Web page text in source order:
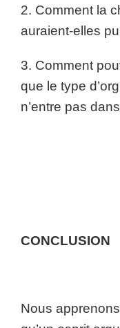
2. Comment la
auraient-elles
3. Comment
que le type
n’entre pas
CONCLUSION
Nous